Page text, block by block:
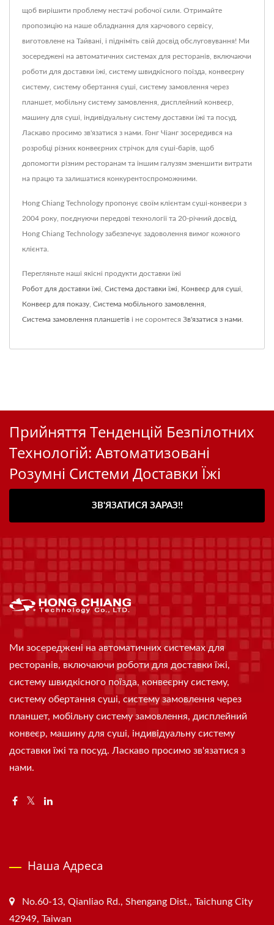
щоб вирішити проблему нестачі робочої сили. Отримайте
пропозицію на наше обладнання для харчового сервісу,
виготовлене на Тайвані, і підніміть свій досвід обслуговування! Ми
зосереджені на автоматичних системах для ресторанів, включаючи
роботи для доставки їжі, систему швидкісного поїзда, конвеєрну
систему, систему обертання суші, систему замовлення через
планшет, мобільну систему замовлення, дисплейний конвеєр,
машину для суші, індивідуальну систему доставки їжі та посуд.
Ласкаво просимо зв'язатися з нами. Гонг Чіанг зосередився на
розробці різних конвеєрних стрічок для суші-барів, щоб
допомогти різним ресторанам та іншим галузям зменшити витрати
на працю та залишатися конкурентоспроможними.
Hong Chiang Technology пропонує своїм клієнтам суші-конвеєри з
2004 року, поєднуючи передові технології та 20-річний досвід,
Hong Chiang Technology забезпечує задоволення вимог кожного
клієнта.
Перегляньте наші якісні продукти доставки їжі
Робот для доставки їжі Система доставки їжі Конвеєр для суші
Конвеєр для показу Система мобільного замовлення
Система замовлення планшетів і не соромтеся Зв'язатися з нами
Прийняття Тенденцій Безпілотних
Технологій: Автоматизовані
Розумні Системи Доставки Їжі
ЗВ'ЯЗАТИСЯ ЗАРАЗ!!
Ми зосереджені на автоматичних системах для
ресторанів, включаючи роботи для доставки їжі,
систему швидкісного поїзда, конвеєрну систему,
систему обертання суші, систему замовлення через
планшет, мобільну систему замовлення, дисплейний
конвеєр, машину для суші, індивідуальну систему
доставки їжі та посуд. Ласкаво просимо зв'язатися з
нами.
Наша Адреса
No.60-13, Qianliao Rd., Shengang Dist., Taichung City
42949, Taiwan